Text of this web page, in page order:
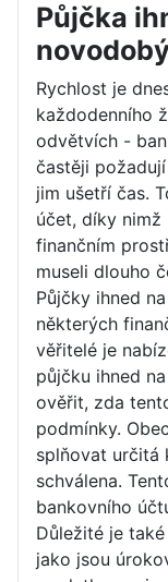
Půjčka
Rychlost je
každodenního
odvětvích -
častěji
jim ušetří čas.
účet, díky
finančním
museli dlouho
Půjčky ihned
některých
věřitelé je
půjčku ihned
ověřit, zda
podmínky.
splňovat určitá
schválena.
bankovního
Důležité je
jako jsou